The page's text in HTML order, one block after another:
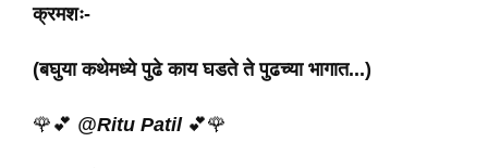
क्रमशः-
(बघुयाकथेमध्येपुढेकायघडतेतेपुढच्याभागात...)
🌹💕 @Ritu Patil💕🌹